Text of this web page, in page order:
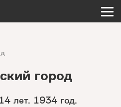
город
лет. 1934 год.